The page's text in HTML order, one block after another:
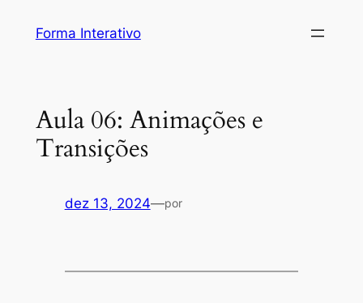
Forma Interativo
Aula 06: Animações e
Transições
dez 13, 2024—por